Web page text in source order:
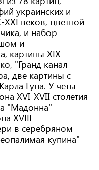
украинских и
XXI веков, цветной
и набор
и
картины XIX
"Гранд канал
две картины с
Гуна. У четы
XVI-XVII столетия
"Мадонна"
XVIII
в серебряном
купина"